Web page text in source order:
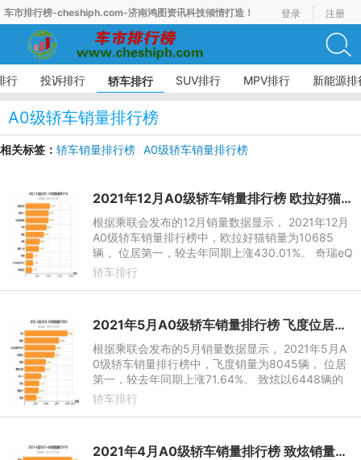
车市排行榜-cheshiph.com-济南鸿图资讯科技倾情打造！ 登录 注册
行 投诉排行 轿车排行 SUV排行 MPV排行 新能源排
A0级轿车销量排行榜
相关标签： 轿车销量排行榜 A0级轿车销量排行榜
2021年12月A0级轿车销量排行榜 欧拉好猫第一
根据乘联会发布的12月销量数据显示， 2021年12月
A0级轿车销量排行榜中，欧拉好猫销量为10685
辆， 位居第一，较去年同期上涨430.01%。 奇瑞eQ
以10141辆的销量位居第二，较去年同期上涨43.3
轿车排行
2021年5月A0级轿车销量排行榜 飞度位居第一
根据乘联会发布的5月销量数据显示， 2021年5月A
0级轿车销量排行榜中，飞度销量为8045辆， 位居
第一，较去年同期上涨71.64%。 致炫以6448辆的
销量位居第二，较去年同期下降12.92%，本年累计
轿车排行
2021年4月A0级轿车销量排行榜 致炫销量第一